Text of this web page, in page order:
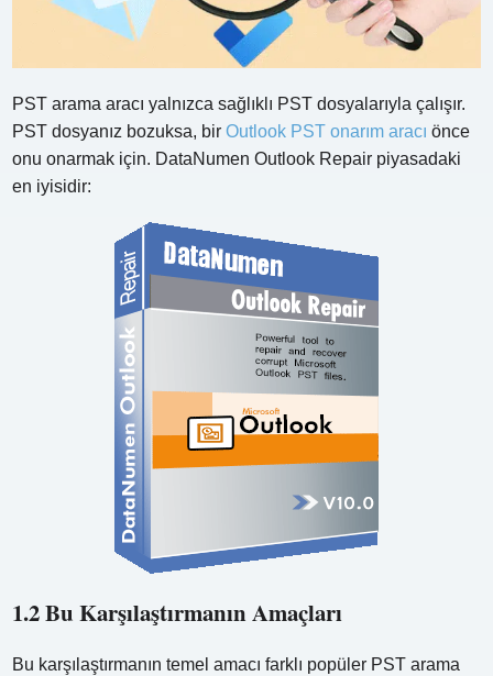
PST arama aracı yalnızca sağlıklı PST dosyalarıyla çalışır.
PST dosyanız bozuksa, birOutlook PST onarım aracı önce
onu onarmak için. DataNumen Outlook Repair piyasadaki
en iyisidir:
1.2 Bu Karşılaştırmanın Amaçları
Bu karşılaştırmanın temel amacı farklı popüler PST arama